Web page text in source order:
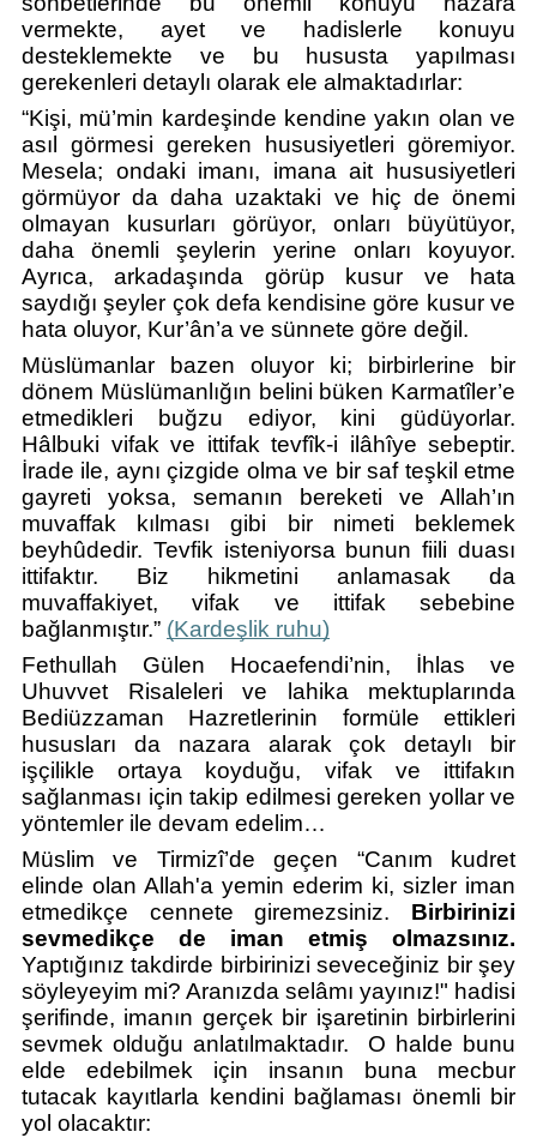
vermekte, ayet ve hadislerle konuyu
desteklemekte ve bu hususta yapılması
gerekenleri detaylı olarak ele almaktadırlar:
“Kişi, mü’min kardeşinde kendine yakın olan ve
asıl görmesi gereken hususiyetleri göremiyor.
Mesela; ondaki imanı, imana ait hususiyetleri
görmüyor da daha uzaktaki ve hiç de önemi
olmayan kusurları görüyor, onları büyütüyor,
daha önemli şeylerin yerine onları koyuyor.
Ayrıca, arkadaşında görüp kusur ve hata
saydığı şeyler çok defa kendisine göre kusur ve
hata oluyor, Kur’ân’a ve sünnete göre değil.
Müslümanlar bazen oluyor ki; birbirlerine bir
dönem Müslümanlığın belini büken Karmatîler’e
etmedikleri buğzu ediyor, kini güdüyorlar.
Hâlbuki vifak ve ittifak tevfîk-i ilâhîye sebeptir.
İrade ile, aynı çizgide olma ve bir saf teşkil etme
gayreti yoksa, semanın bereketi ve Allah’ın
muvaffak kılması gibi bir nimeti beklemek
beyhûdedir. Tevfik isteniyorsa bunun fiili duası
ittifaktır. Biz hikmetini anlamasak da
muvaffakiyet, vifak ve ittifak sebebine
bağlanmıştır.” (Kardeşlik ruhu)
Fethullah Gülen Hocaefendi’nin, İhlas ve
Uhuvvet Risaleleri ve lahika mektuplarında
Bediüzzaman Hazretlerinin formüle ettikleri
hususları da nazara alarak çok detaylı bir
işçilikle ortaya koyduğu, vifak ve ittifakın
sağlanması için takip edilmesi gereken yollar ve
yöntemler ile devam edelim…
Müslim ve Tirmizî’de geçen “Canım kudret
elinde olan Allah'a yemin ederim ki, sizler iman
etmedikçe cennete giremezsiniz. Birbirinizi
sevmedikçe de iman etmiş olmazsınız.
Yaptığınız takdirde birbirinizi seveceğiniz bir şey
söyleyeyim mi? Aranızda selâmı yayınız!" hadisi
şerifinde, imanın gerçek bir işaretinin birbirlerini
sevmek olduğu anlatılmaktadır.  O halde bunu
elde edebilmek için insanın buna mecbur
tutacak kayıtlarla kendini bağlaması önemli bir
yol olacaktır: